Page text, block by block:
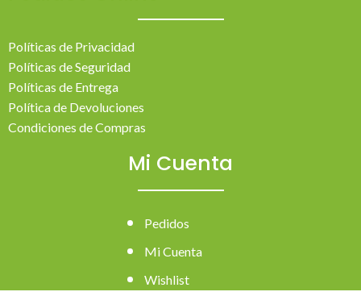
Políticas de Privacidad
Políticas de Seguridad
Políticas de Entrega
Política de Devoluciones
Condiciones de Compras
Mi Cuenta
Pedidos
Mi Cuenta
Wishlist